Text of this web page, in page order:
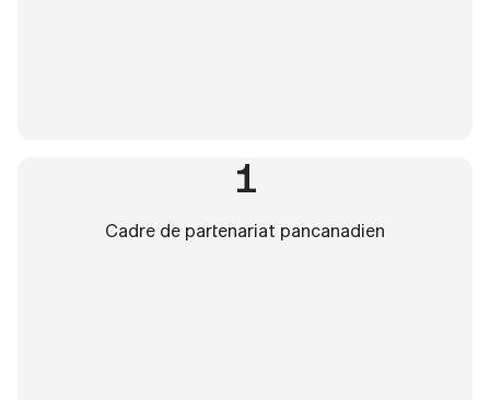
1
Cadre de partenariat pancanadien